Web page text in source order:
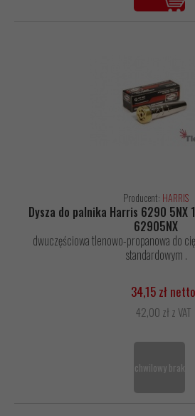
Producent: HARRIS
Dysza do palnika Harris 6290
62905NX
dwuczęściowa tlenowo-propanowa do
standardowym .
34,15 zł netto
42,00 zł z VAT
chwilowy brak